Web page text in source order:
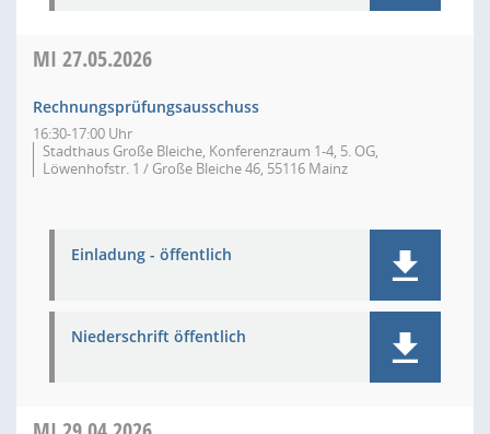
MI 27.05.2026
Rechnungsprüfungsausschuss
16:30-17:00 Uhr
Stadthaus Große Bleiche, Konferenzraum 1-4, 5. OG,
Löwenhofstr. 1 / Große Bleiche 46, 55116 Mainz
Einladung - öffentlich
Niederschrift öffentlich